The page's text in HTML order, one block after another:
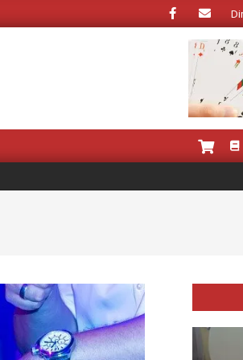
Neue Farben bringt der Frühling: Wie gefällt Dir